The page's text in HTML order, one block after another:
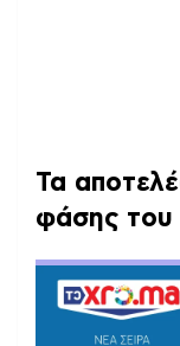
Τα
φάσης του